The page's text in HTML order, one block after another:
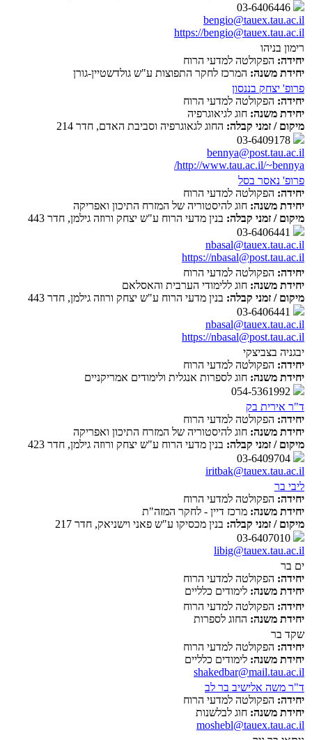
bengio@tauex.tau.ac.il
https://bengio@tauex.tau.ac.il
רימון בניהו
יחידה: הפקולטה למדעי הרוח
יחידת משנה: המרכז לחקר התפוצות ע"ש גולדשטיין-גורן
פרופ' יצחק בננסון
יחידה: הפקולטה למדעי הרוח
יחידת משנה: חוג לגיאוגרפיה
מיקום / זמני קבלה: החוג לגאוגרפיה וסביבת האדם, חדר 214
bennya@post.tau.ac.il
http://www.tau.ac.il/~bennya/
פרופ' נאסר בסל
יחידה: הפקולטה למדעי הרוח
יחידת משנה: חוג להיסטוריה של המזרח התיכון ואפריקה
מיקום / זמני קבלה: בנין מדעי הרוח ע"ש יצחק ורוזה גילמן, חדר 443
nbasal@tauex.tau.ac.il
https://nbasal@post.tau.ac.il
יחידה: הפקולטה למדעי הרוח
יחידת משנה: חוג ללימודי הערבית והאסלאם
מיקום / זמני קבלה: בנין מדעי הרוח ע"ש יצחק ורוזה גילמן, חדר 443
nbasal@tauex.tau.ac.il
https://nbasal@post.tau.ac.il
יבגניה בצביצקי
יחידה: הפקולטה למדעי הרוח
יחידת משנה: חוג לספרות אנגלית ולימודים אמריקניים
ד"ר אירית בק
יחידה: הפקולטה למדעי הרוח
יחידת משנה: חוג להיסטוריה של המזרח התיכון ואפריקה
מיקום / זמני קבלה: בנין מדעי הרוח ע"ש יצחק ורוזה גילמן, חדר 423
iritbak@tauex.tau.ac.il
ליבי בר
יחידה: הפקולטה למדעי הרוח
יחידת משנה: מרכז דיין - לחקר המזה"ת
מיקום / זמני קבלה: בנין מכסיקו ע"ש פאני וישניאק, חדר 217
libig@tauex.tau.ac.il
ים בר
יחידה: הפקולטה למדעי הרוח
יחידת משנה: לימודים כלליים
יחידה: הפקולטה למדעי הרוח
יחידת משנה: החוג לספרות
שקד בר
יחידה: הפקולטה למדעי הרוח
יחידת משנה: לימודים כלליים
shakedbar@mail.tau.ac.il
ד"ר משה אלישיב בר לב
יחידה: הפקולטה למדעי הרוח
יחידת משנה: חוג לבלשנות
moshebl@tauex.tau.ac.il